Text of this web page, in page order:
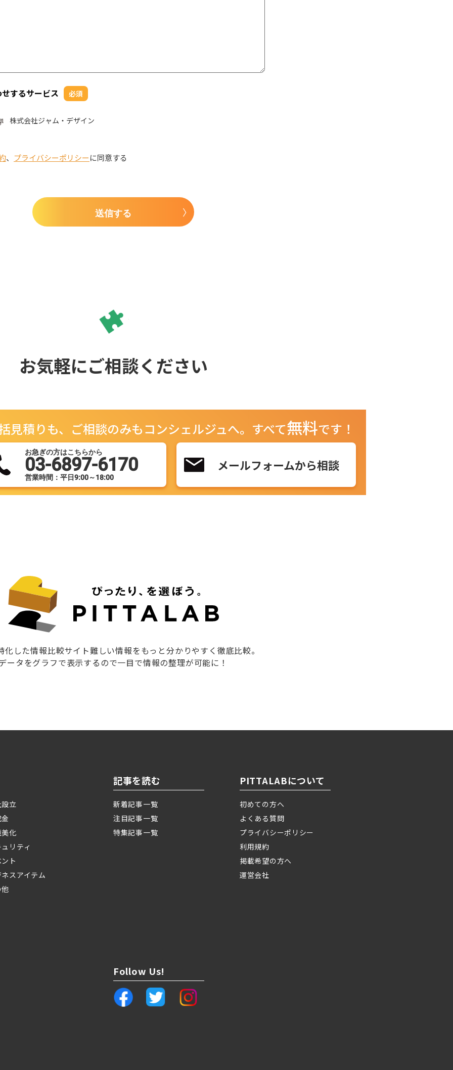
するサービス 必須
株式会社ジャム・デザイン
、 プライバシーポリシーに同意する
送信する
お気軽にご相談ください
見積りも、ご相談のみもコンシェルジュへ。 すべて無料です！
お急ぎの方はこちらから
03-6897-6170
営業時間：平日9:00～18:00
メールフォームから相談
した情報比較サイト難しい情報をもっと分かりやすく徹底比較。
ータをグラフで表示するので一目で情報の整理が可能に！
立
化
リティ
ト
スアイテム
記事を読む
新着記事一覧
注目記事一覧
特集記事一覧
PITTALABについて
初めての方へ
よくある質問
プライバシーポリシー
利用規約
掲載希望の方へ
運営会社
Follow Us!